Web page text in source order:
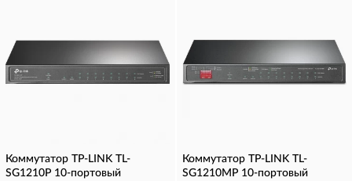
Коммутатор TP-LINK TL-
SG1210P 10-портовый
Коммутатор TP-LINK TL-
SG1210MP 10-портовый